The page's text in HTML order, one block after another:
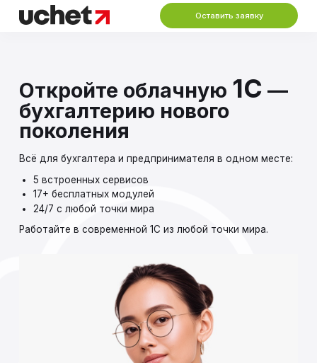
Оставить заявку
Откройте облачную 1С —
бухгалтерию нового
поколения
Всё для бухгалтера и предпринимателя в одном месте:
5 встроенных сервисов
17+ бесплатных модулей
24/7 с любой точки мира
Работайте в современной 1С из любой точки мира.